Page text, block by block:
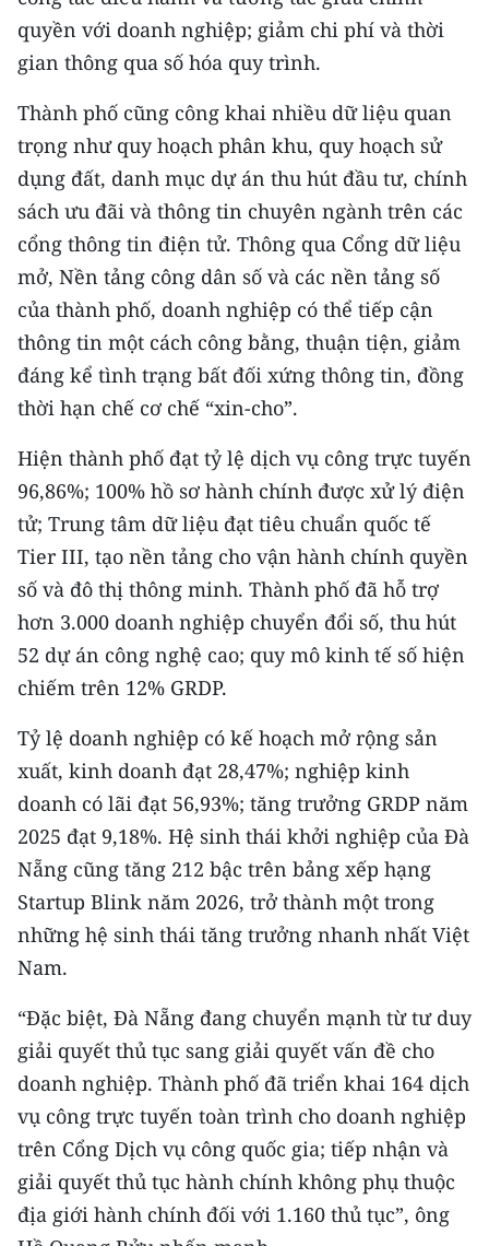
Media Y tế
Media Khoa học - Công nghệ
Media Môi trường
Ảnh
Infographic
TIN MỚI
TIN ĐỊA PHƯƠNG
Trung du và miền núi phía Bắc
Bắc Trung Bộ
Duyên hải Nam Trung Bộ và Tây
Nguyên
Đông Nam Bộ
Đồng bằng sông Cửu Long
Chuyên trang TP. Hồ Chí Minh
CHUYÊN ĐỀ
CÁC CHUYÊN TRANG
VỀ BÁO NHÂN DÂN
THỜI NAY
NHÂN DÂN CUỐI TUẦN
NHÂN DÂN HẰNG THÁNG
MUA BÁO
ĐỌC BÁO IN
quyền với doanh nghiệp; giảm chi phí và thời
gian thông qua số hóa quy trình.
Thành phố cũng công khai nhiều dữ liệu quan
trọng như quy hoạch phân khu, quy hoạch sử
dụng đất, danh mục dự án thu hút đầu tư, chính
sách ưu đãi và thông tin chuyên ngành trên các
cổng thông tin điện tử. Thông qua Cổng dữ liệu
mở, Nền tảng công dân số và các nền tảng số
của thành phố, doanh nghiệp có thể tiếp cận
thông tin một cách công bằng, thuận tiện, giảm
đáng kể tình trạng bất đối xứng thông tin, đồng
thời hạn chế cơ chế “xin-cho”.
Hiện thành phố đạt tỷ lệ dịch vụ công trực tuyến
96,86%; 100% hồ sơ hành chính được xử lý điện
tử; Trung tâm dữ liệu đạt tiêu chuẩn quốc tế
Tier III, tạo nền tảng cho vận hành chính quyền
số và đô thị thông minh. Thành phố đã hỗ trợ
hơn 3.000 doanh nghiệp chuyển đổi số, thu hút
52 dự án công nghệ cao; quy mô kinh tế số hiện
chiếm trên 12% GRDP.
Tỷ lệ doanh nghiệp có kế hoạch mở rộng sản
xuất, kinh doanh đạt 28,47%; nghiệp kinh
doanh có lãi đạt 56,93%; tăng trưởng GRDP năm
2025 đạt 9,18%. Hệ sinh thái khởi nghiệp của Đà
Nẵng cũng tăng 212 bậc trên bảng xếp hạng
Startup Blink năm 2026, trở thành một trong
những hệ sinh thái tăng trưởng nhanh nhất Việt
Nam.
“Đặc biệt, Đà Nẵng đang chuyển mạnh từ tư duy
giải quyết thủ tục sang giải quyết vấn đề cho
doanh nghiệp. Thành phố đã triển khai 164 dịch
vụ công trực tuyến toàn trình cho doanh nghiệp
trên Cổng Dịch vụ công quốc gia; tiếp nhận và
giải quyết thủ tục hành chính không phụ thuộc
địa giới hành chính đối với 1.160 thủ tục”, ông